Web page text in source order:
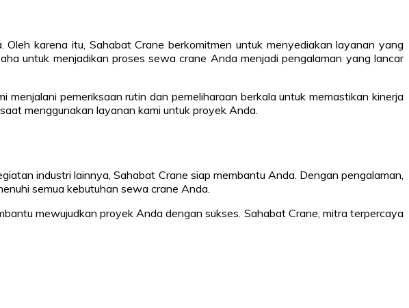
karena itu, Sahabat Crane berkomitmen untuk menyediakan layanan yang
untuk menjadikan proses sewa crane Anda menjadi pengalaman yang lancar
pemeriksaan rutin dan pemeliharaan berkala untuk memastikan kinerja
menggunakan layanan kami untuk proyek Anda.
industri lainnya, Sahabat Crane siap membantu Anda. Dengan pengalaman,
semua kebutuhan sewa crane Anda.
mewujudkan proyek Anda dengan sukses. Sahabat Crane, mitra terpercaya